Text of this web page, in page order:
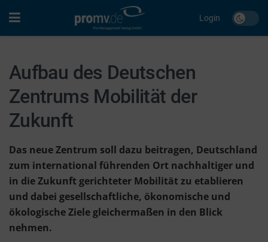
Login
Aufbau des Deutschen
Zentrums Mobilität der
Zukunft
Das neue Zentrum soll dazu beitragen, Deutschland
zum international führenden Ort nachhaltiger und
in die Zukunft gerichteter Mobilität zu etablieren
und dabei gesellschaftliche, ökonomische und
ökologische Ziele gleichermaßen in den Blick
nehmen.